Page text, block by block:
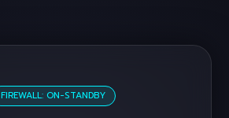
FIREWALL: ON-STANDBY